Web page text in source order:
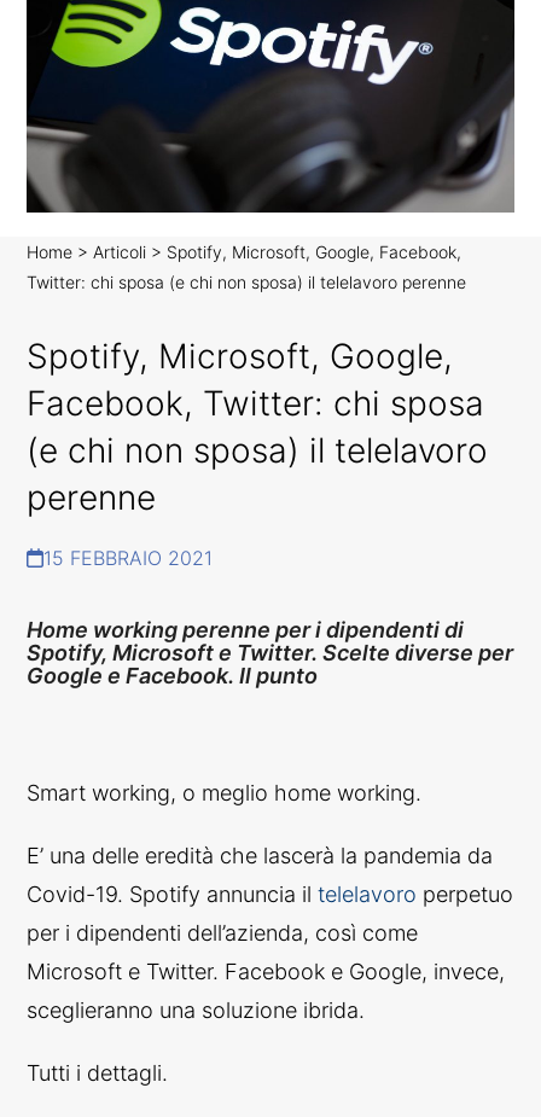
Home > Articoli > Spotify, Microsoft, Google, Facebook,
Twitter: chi sposa (e chi non sposa) il telelavoro perenne
Spotify, Microsoft, Google,
Facebook, Twitter: chi sposa
(e chi non sposa) il telelavoro
perenne
15 FEBBRAIO 2021
Home working perenne per i dipendenti di
Spotify, Microsoft e Twitter. Scelte diverse per
Google e Facebook. Il punto
Smart working, o meglio home working.
E’ una delle eredità che lascerà la pandemia da
Covid-19. Spotify annuncia il telelavoro perpetuo
per i dipendenti dell’azienda, così come
Microsoft e Twitter. Facebook e Google, invece,
sceglieranno una soluzione ibrida.
Tutti i dettagli.